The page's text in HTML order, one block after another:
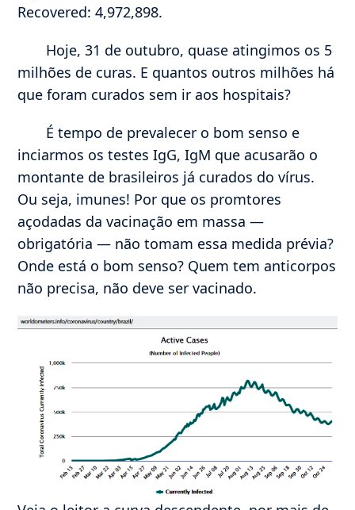
Recovered: 4,972,898.
Hoje, 31 de outubro, quase atingimos os 5
milhões de curas. E quantos outros milhões há
que foram curados sem ir aos hospitais?
É tempo de prevalecer o bom senso e
inciarmos os testes IgG, IgM que acusarão o
montante de brasileiros já curados do vírus.
Ou seja, imunes! Por que os promtores
açodadas da vacinação em massa —
obrigatória — não tomam essa medida prévia?
Onde está o bom senso? Quem tem anticorpos
não precisa, não deve ser vacinado.